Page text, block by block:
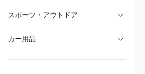
スポーツ・アウトドア
カー用品